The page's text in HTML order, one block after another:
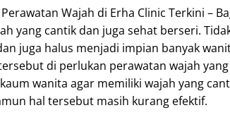
Wajah di Erha Clinic Terkini –
yang cantik dan juga sehat berseri.
juga halus menjadi impian banyak
di perlukan perawatan wajah
wanita agar memiliki wajah yang
hal tersebut masih kurang efektif.